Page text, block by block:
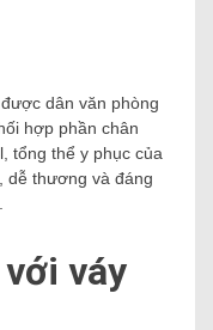
dân văn phòng
hợp phần chân
tổng thể y phục của
dễ thương và đáng
váy